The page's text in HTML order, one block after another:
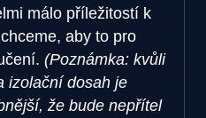
málo příležitostí k
aby to pro
(Poznámka: kvůli
izolační dosah je
že bude nepřítel